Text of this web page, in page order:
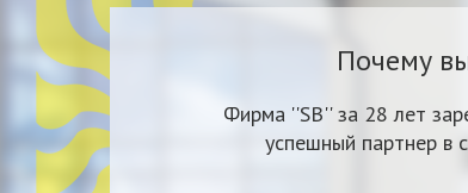
Почему
Фирма ''SB'' за 28 лет
успешный партнер в